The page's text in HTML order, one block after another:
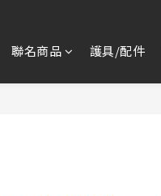
聯名商品 護具/配件